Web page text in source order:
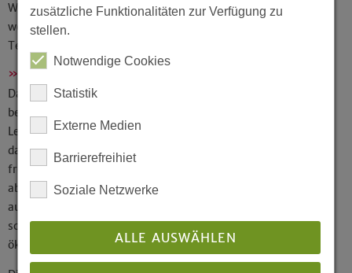
Windräder, ob Wälder abgeholzt oder erhalten
werden, ob Produzenten einen fairen Preis für ihren
Tee erhalten oder nicht.
»Weniger einkaufen, aber dafür besser«
Dass bei allem guten Willen auch die knappen Kassen
beachtet werden müssen, ist klar. Deshalb heißt die
Leitlinie des Projektes »Weniger einkaufen, aber
dafür besser«. Ein sparsamer Verbrauch setzt Mittel
frei, mit denen die Mehrkosten für ökofaire Produkte
abgedeckt werden können. Im Projekt wird deshalb
auf Grundlage eines Managementsystems
schrittweise der Verbrauch reduziert und der Anteil
ökologischer und fair gehandelter Waren erhöht.
zusätzliche Funktionalitäten zur Verfügung zu
stellen.
Notwendige Cookies
Statistik
Externe Medien
Barrierefreihiet
Soziale Netzwerke
ALLE AUSWÄHLEN